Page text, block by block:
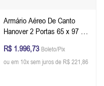
Armário Aéreo De Canto
Hanover 2 Portas 65 x 97 x
Branco - Imbuia Glazer
R$ 1.996,73 Boleto/Pix
ou em 10x sem juros de R$ 221,86